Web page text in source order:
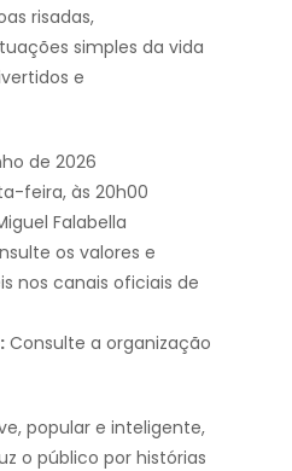
risadas,
simples da vida
e
de 2026
feira, às 20h00
Falabella
os valores e
nos canais oficiais de
Consulte a organização
popular e inteligente,
o público por histórias